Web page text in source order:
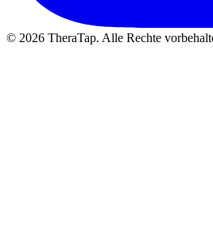
© 2026 TheraTap. Alle Rechte